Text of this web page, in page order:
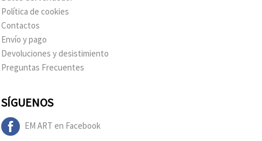
Política de cookies
Contactos
Envío y pago
Devoluciones y desistimiento
Preguntas Frecuentes
SÍGUENOS
EM ART en Facebook